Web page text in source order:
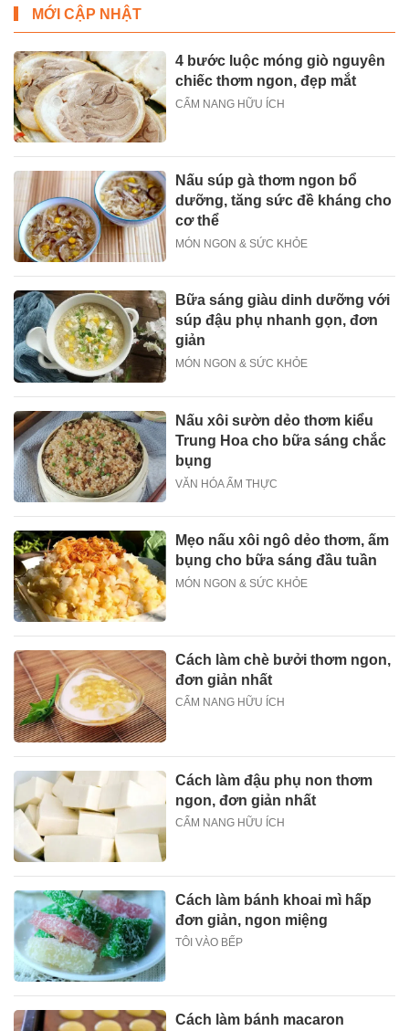
MỚI CẬP NHẬT
4 bước luộc móng giò nguyên
chiếc thơm ngon, đẹp mắt
CẨM NANG HỮU ÍCH
Nấu súp gà thơm ngon bổ
dưỡng, tăng sức đề kháng cho
cơ thể
MÓN NGON & SỨC KHỎE
Bữa sáng giàu dinh dưỡng với
súp đậu phụ nhanh gọn, đơn
giản
MÓN NGON & SỨC KHỎE
Nấu xôi sườn dẻo thơm kiểu
Trung Hoa cho bữa sáng chắc
bụng
VĂN HÓA ẨM THỰC
Mẹo nấu xôi ngô dẻo thơm, ấm
bụng cho bữa sáng đầu tuần
MÓN NGON & SỨC KHỎE
Cách làm chè bưởi thơm ngon,
đơn giản nhất
CẨM NANG HỮU ÍCH
Cách làm đậu phụ non thơm
ngon, đơn giản nhất
CẨM NANG HỮU ÍCH
Cách làm bánh khoai mì hấp
đơn giản, ngon miệng
TÔI VÀO BẾP
Cách làm bánh macaron